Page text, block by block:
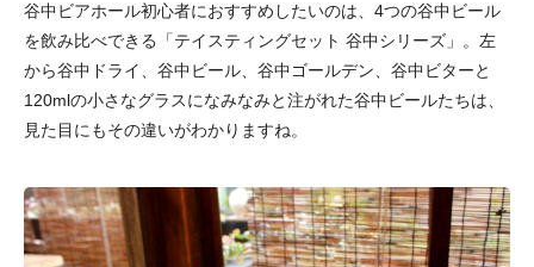
谷中ビアホール初心者におすすめしたいのは、4つの谷中ビール
を飲み比べできる「テイスティングセット 谷中シリーズ」。左
から谷中ドライ、谷中ビール、谷中ゴールデン、谷中ビターと
120mlの小さなグラスになみなみと注がれた谷中ビールたちは、
見た目にもその違いがわかりますね。